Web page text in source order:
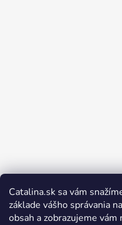
Catalina.sk sa vám
základe vášho správania
obsah a zobrazujeme
Sledovať na